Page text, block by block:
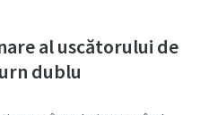
al uscătorului de
dublu